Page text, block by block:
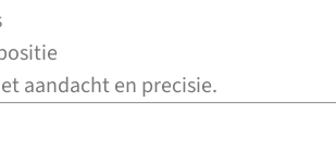
aandacht en precisie.